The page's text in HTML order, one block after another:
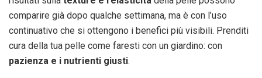
comparire già dopo qualche settimana, ma è con l’uso
continuativo che si ottengono i benefici più visibili. Prenditi
cura della tua pelle come faresti con un giardino: con
pazienza e i nutrienti giusti.